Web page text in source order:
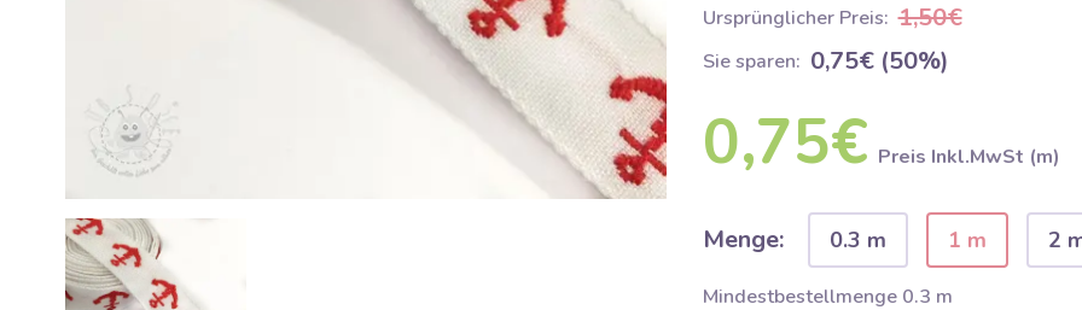
Ursprünglicher Preis: 1,50€
Sie sparen: 0,75€ (50%)
0,75€ Preis Inkl.MwSt (m)
Menge: 0.3 m 1 m 2
Mindestbestellmenge 0.3 m